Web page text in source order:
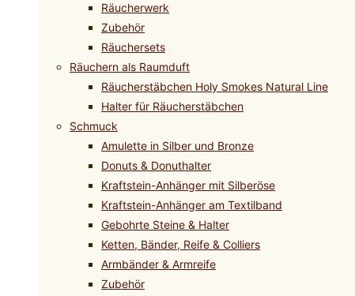
Räucherwerk
Zubehör
Räuchersets
Räuchern als Raumduft
Räucherstäbchen Holy Smokes Natural Line
Halter für Räucherstäbchen
Schmuck
Amulette in Silber und Bronze
Donuts & Donuthalter
Kraftstein-Anhänger mit Silberöse
Kraftstein-Anhänger am Textilband
Gebohrte Steine & Halter
Ketten, Bänder, Reife & Colliers
Armbänder & Armreife
Zubehör